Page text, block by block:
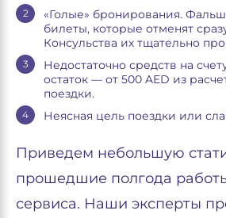
«Голые» бронирования.
билеты, которые отменят
Консульства их тщательно
Недостаточно средств на
остаток — от 500 AED из
поездки.
Неясная цель поездки или
Приведем небольшую
прошедшие полгода
сервиса. Наши эксперты